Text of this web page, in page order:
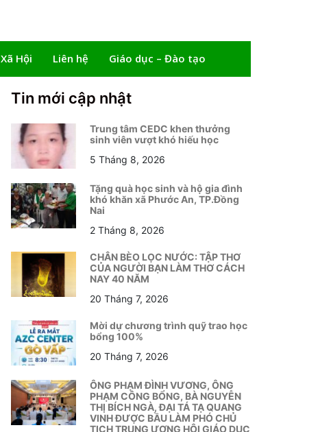
Xã Hội Liên hệ Giáo dục – Đào tạo
Tin mới cập nhật
Trung tâm CEDC khen thưởng
sinh viên vượt khó hiếu học
5 Tháng 8, 2026
Tặng quà học sinh và hộ gia đình
khó khăn xã Phước An, TP.Đồng
Nai
2 Tháng 8, 2026
CHÂN BÈO LỌC NƯỚC: TẬP THƠ
CỦA NGƯỜI BẠN LÀM THƠ CÁCH
NAY 40 NĂM
20 Tháng 7, 2026
Mời dự chương trình quỹ trao học
bổng 100%
20 Tháng 7, 2026
ÔNG PHẠM ĐÌNH VƯƠNG, ÔNG
PHẠM CÔNG BỔNG, BÀ NGUYỄN
THỊ BÍCH NGÀ, ĐẠI TÁ TẠ QUANG
VINH ĐƯỢC BẦU LÀM PHÓ CHỦ
TỊCH TRUNG ƯƠNG HỘI GIÁO DỤC